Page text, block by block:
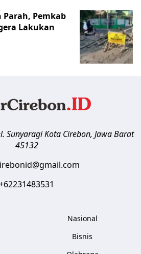
Parah, Pemkab
Lakukan
SunyaragiKota Cirebon, Jawa Barat
45132
Nasional
Bisnis